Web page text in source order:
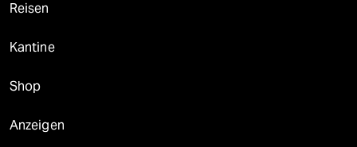
Reisen
Kantine
Shop
Anzeigen